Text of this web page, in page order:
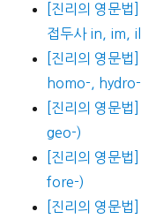
[진리의 영문법
접두사 in, im,
[진리의 영문
homo-,
[진리의 영문
geo-)
[진리의 영문
fore-)
[진리의 영문